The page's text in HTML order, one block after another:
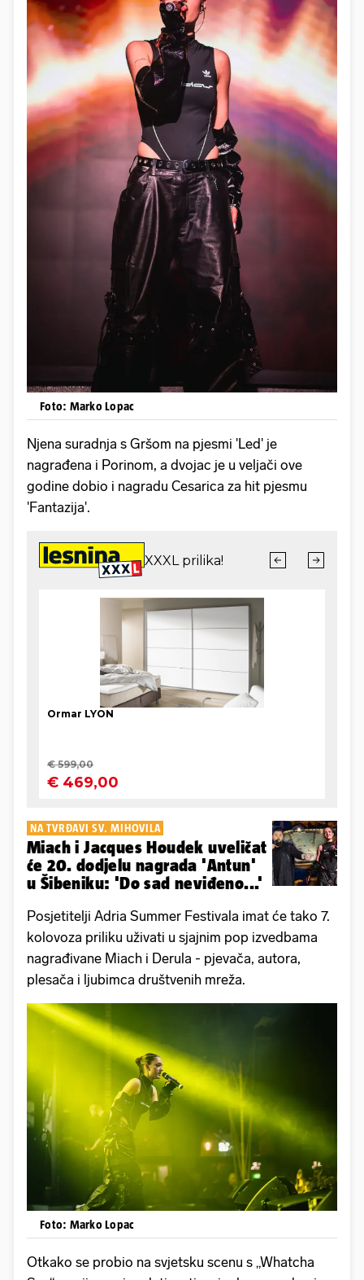
Foto: Marko Lopac
Njena suradnja s Gršom na pjesmi 'Led' je
nagrađena i Porinom, a dvojac je u veljači ove
godine dobio i nagradu Cesarica za hit pjesmu
'Fantazija'.
NA TVRĐAVI SV. MIHOVILA
Miach i Jacques Houdek uveličat
će 20. dodjelu nagrada 'Antun'
u Šibeniku: 'Do sad neviđeno...'
Posjetitelji Adria Summer Festivala imat će tako 7.
kolovoza priliku uživati u sjajnim pop izvedbama
nagrađivane Miach i Derula - pjevača, autora,
plesača i ljubimca društvenih mreža.
Foto: Marko Lopac
Otkako se probio na svjetsku scenu s „Whatcha